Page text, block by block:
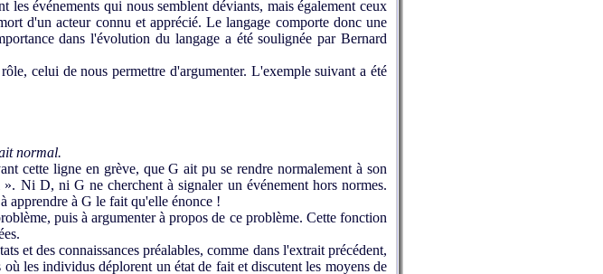
les événements qui nous semblent déviants, mais également ceux
d'un acteur connu et apprécié. Le langage comporte donc une
dans l'évolution du langage a été soulignée par Bernard
celui de nous permettre d'argumenter. L'exemple suivant a été
normal.
cette ligne en grève, que G ait pu se rendre normalement à son
Ni D, ni G ne cherchent à signaler un événement hors normes.
apprendre à G le fait qu'elle énonce !
puis à argumenter à propos de ce problème. Cette fonction
et des connaissances préalables, comme dans l'extrait précédent,
les individus déplorent un état de fait et discutent les moyens de